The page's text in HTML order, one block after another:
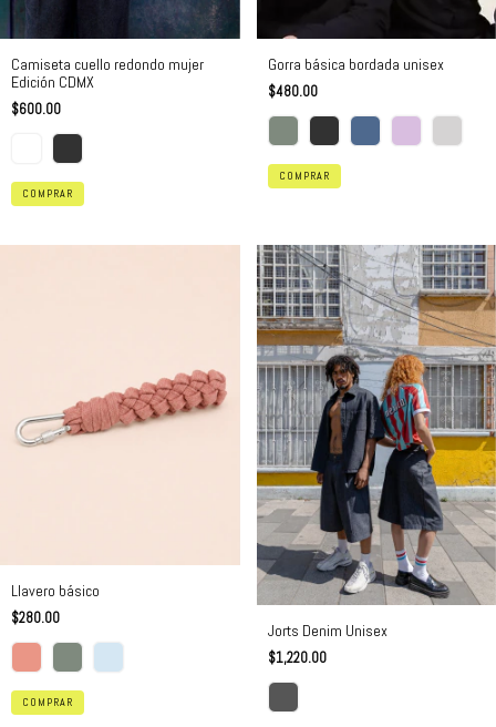
Camiseta cuello redondo mujer
Edición CDMX
$600.00
COMPRAR
Gorra básica bordada unisex
$480.00
COMPRAR
Llavero básico
$280.00
COMPRAR
Jorts Denim Unisex
$1,220.00